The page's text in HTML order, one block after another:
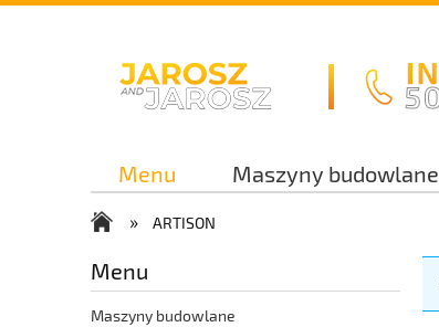
Menu Maszyny budowlane
Kontakt
» ARTISON
Menu
Maszyny budowlane